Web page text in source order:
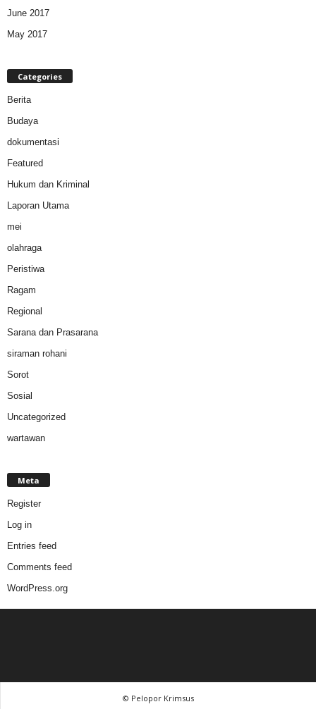
June 2017
May 2017
Categories
Berita
Budaya
dokumentasi
Featured
Hukum dan Kriminal
Laporan Utama
mei
olahraga
Peristiwa
Ragam
Regional
Sarana dan Prasarana
siraman rohani
Sorot
Sosial
Uncategorized
wartawan
Meta
Register
Log in
Entries feed
Comments feed
WordPress.org
© Pelopor Krimsus